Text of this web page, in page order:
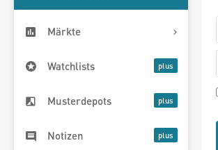
Märkte
Watchlists
Musterdepots
Notizen